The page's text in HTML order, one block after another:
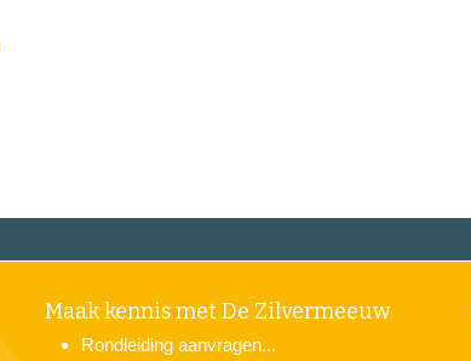
Maak kennis met De Zilvermeeuw
Rondleiding aanvragen...